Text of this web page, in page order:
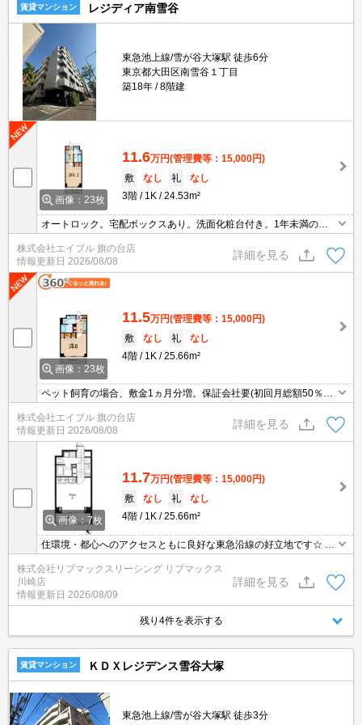
賃貸マンション レジディア南雪谷
東急池上線/雪が谷大塚駅 徒歩6分
東京都大田区南雪谷１丁目
築18年
8階建
画像：23枚
11.6万円(管理費等：15,000円)
敷
なし 礼
なし
3階
1K 24.53m²
オートロック。宅配ボックスあり。洗面化粧台付き。1年未満の解
約時、違約金1ヶ月分発生。保証会社要(初回月総額40％、1,000円/
月、更新料10,000円)。消火剤・防災グッズ代16,500円～。
株式会社エイブル 旗の台店
情報更新日 2026/08/08
詳細を見る
画像：23枚
11.5万円(管理費等：15,000円)
敷
なし 礼
なし
4階
1K 25.66m²
ペット飼育の場合、敷金1ヵ月分増。保証会社要(初回月総額50％、
株式会社エイブル 旗の台店
情報更新日 2026/08/08
詳細を見る
画像：7枚
11.7万円(管理費等：15,000円)
敷
なし 礼
なし
4階
1K 25.66m²
住環境・都心へのアクセスともに良好な東急沿線の好立地です☆ お
ご紹介いたします。お気軽にお問い合わせください☆
株式会社リブマックスリーシング リブマックス
川崎店
情報更新日 2026/08/09
詳細を見る
残り4件を表示する
賃貸マンション ＫＤＸレジデンス雪谷大塚
東急池上線/雪が谷大塚駅 徒歩3分